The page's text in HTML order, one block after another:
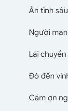
Ân tình
Người
Lái
Đò đến
Cám ơn